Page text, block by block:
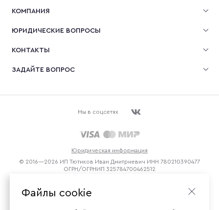
КОМПАНИЯ
ЮРИДИЧЕСКИЕ ВОПРОСЫ
ЗАДАЙТЕ ВОПРОС
КОНТАКТЫ
© 2016—2026 ИП Тютиков Иван Дмитриевич ИНН 780210390477
ОГРН/ОГРНИП 325784700462512
Юридическая информация
Мы в соцсетях
Файлы cookie